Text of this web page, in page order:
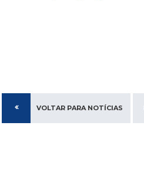
VOLTAR PARA NOTÍCIAS